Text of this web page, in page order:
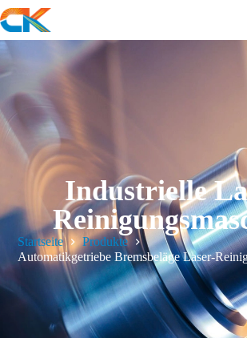
Industrielle
Startseite
Produkte
Automatikgetriebe Bremsbeläge Laser-